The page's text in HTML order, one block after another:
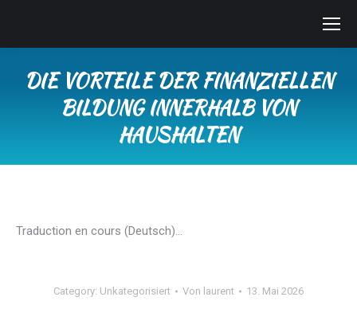
DIE VORTEILE DER FINANZIELLEN
BILDUNG INNERHALB VON
HAUSHALTEN
Traduction en cours (Deutsch)…
Category: Unkategorisiert Von laurent 13. Mai 2026